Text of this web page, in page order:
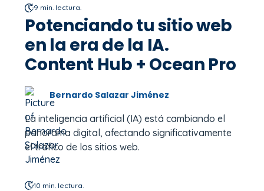
9 min. lectura.
Potenciando tu sitio web
en la era de la IA.
Content Hub + Ocean Pro
Bernardo Salazar Jiménez
La inteligencia artificial (IA) está cambiando el
panorama digital, afectando significativamente
el tráfico de los sitios web.
10 min. lectura.